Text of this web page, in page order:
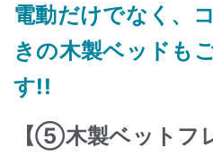
電動だけでなく、
きの木製ベッドも
す!!
【⑤木製ベットフ